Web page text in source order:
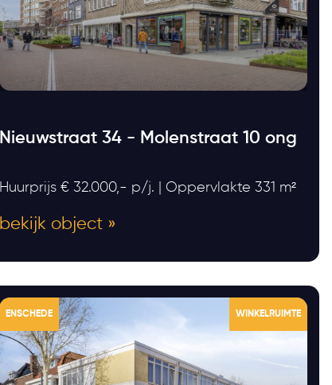
Nieuwstraat 34 - Molenstraat 10 ong
Huurprijs € 32.000,- p/j. | Oppervlakte 331 m²
bekijk object »
ENSCHEDE WINKELRUIMTE